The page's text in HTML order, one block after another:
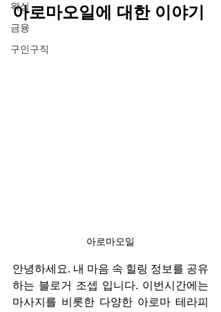
왁싱
금융
구인구직
아로마오일에 대한 이야기
아로마오일
안녕하세요. 내 마음 속 힐링 정보를 공유
하는 블로거 조셉 입니다. 이번시간에는
마사지를 비롯한 다양한 아로마 테라피